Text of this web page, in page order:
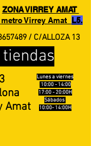
/ C/ALLOZA 13
ZONA VIRREY AMAT
metro Virrey Amat L5.
Amat
Lunes a viernes
10:00 - 14:00
17:00 - 20:00H
Sábados
10:00- 14:00H